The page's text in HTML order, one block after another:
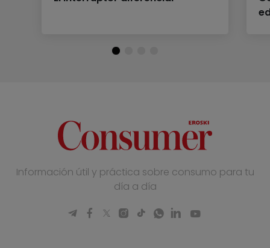
Información útil y práctica sobre consumo para tu
día a día